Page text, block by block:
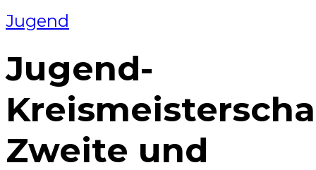
Jugend
Jugend-
Zweite und